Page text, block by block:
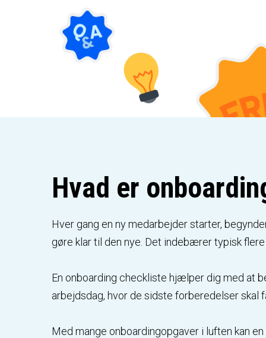
Hvad er
Hver gang en ny medarbejder starter,
gøre klar til den nye. Det indebærer typisk
En onboarding checkliste hjælper dig med at
arbejdsdag, hvor de sidste forberedelser skal
Med mange onboardingopgaver i luften kan